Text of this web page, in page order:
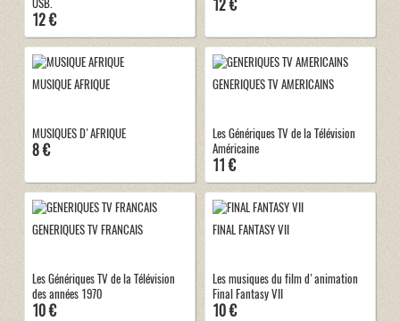
12 €
12 €
MUSIQUE AFRIQUE
MUSIQUES D'AFRIQUE
8 €
GENERIQUES TV AMERICAINS
Les Génériques TV de la Télévision
Américaine
11 €
GENERIQUES TV FRANCAIS
Les Génériques TV de la Télévision
des années 1970
10 €
FINAL FANTASY VII
Les musiques du film d'animation
Final Fantasy VII
10 €